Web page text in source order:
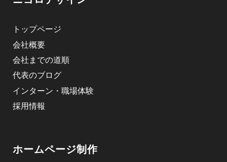
トップページ
会社概要
会社までの道順
代表のブログ
インターン・職場体験
採用情報
ホームページ制作